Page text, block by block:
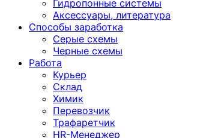
Гидропонные системы
Аксессуары, литература
Способы заработка
Серые схемы
Черные схемы
Работа
Курьер
Склад
Химик
Перевозчик
Трафаретчик
HR-Менеджер